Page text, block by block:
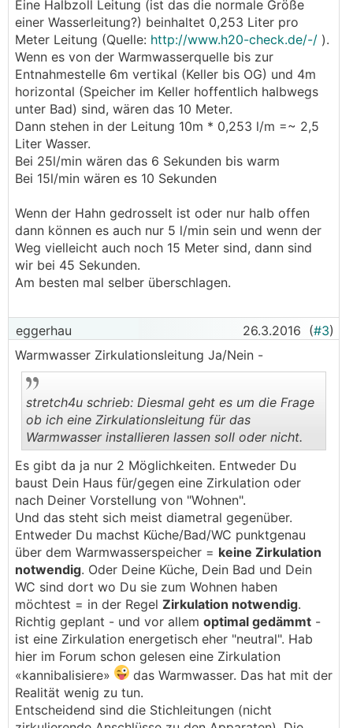
Eine Halbzoll Leitung (ist das die normale Größe
einer Wasserleitung?) beinhaltet 0,253 Liter pro
Meter Leitung (Quelle: http://www.h20-check.de/-/ ).
Wenn es von der Warmwasserquelle bis zur
Entnahmestelle 6m vertikal (Keller bis OG) und 4m
horizontal (Speicher im Keller hoffentlich halbwegs
unter Bad) sind, wären das 10 Meter.
Dann stehen in der Leitung 10m * 0,253 l/m =~ 2,5
Liter Wasser.
Bei 25l/min wären das 6 Sekunden bis warm
Bei 15l/min wären es 10 Sekunden
Wenn der Hahn gedrosselt ist oder nur halb offen
dann können es auch nur 5 l/min sein und wenn der
Weg vielleicht auch noch 15 Meter sind, dann sind
wir bei 45 Sekunden.
Am besten mal selber überschlagen.
eggerhau 26.3.2016 (#3)
Warmwasser Zirkulationsleitung Ja/Nein -
..
stretch4u schrieb: Diesmal geht es um die Frage
ob ich eine Zirkulationsleitung für das
Warmwasser installieren lassen soll oder nicht.
Es gibt da ja nur 2 Möglichkeiten. Entweder Du
baust Dein Haus für/gegen eine Zirkulation oder
nach Deiner Vorstellung von "Wohnen".
Und das steht sich meist diametral gegenüber.
Entweder Du machst Küche/Bad/WC punktgenau
über dem Warmwasserspeicher = keine Zirkulation
notwendig. Oder Deine Küche, Dein Bad und Dein
WC sind dort wo Du sie zum Wohnen haben
möchtest = in der Regel Zirkulation notwendig.
Richtig geplant - und vor allem optimal gedämmt -
ist eine Zirkulation energetisch eher "neutral". Hab
hier im Forum schon gelesen eine Zirkulation
«kannibalisiere»
das Warmwasser. Das hat mit der
Realität wenig zu tun.
Entscheidend sind die Stichleitungen (nicht